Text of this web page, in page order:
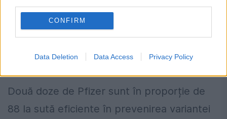
CONFIRM
Data Deletion Data Access Privacy Policy
Două vaccinuri sunt foarte eficiente
împotriva mutației Delta. Studiul care
ne dă speranțe în lupta cu pandemia
Două doze de Pfizer sunt în proporție de
88 la sută eficiente în prevenirea variantei